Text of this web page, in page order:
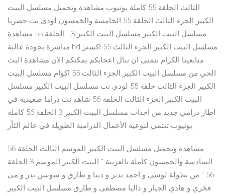
الثالث الحلقة 55 كاملة يوتيوب مشاهدة وتحميل مسلسل البيت
الكبير الجزء الثالث الحلقة 55 الخامسة والخمسون لودي نت حصريا
مسلسل البيت الكبير مسلسل البيت الكبير 3 - الحلقة 55 مشاهدة
مباشرة بجودة عالية hd مسلسل البيت الكبير الجزء الثالث 55 اكشنز
متابعينا الكرام نتمنى ان ننال اعجابكم يمكنكم الان مشاهدة البث
الحي من مسلسل البيت الكبير الجزء الثالث 55 اكوام مسلسل البيت
الكبير الجزء الثالث حلقة 55 لودى نت مسلسل البيت الكبير مسلسل
البيت الكبير الجزء الثالث الحلقة 56 شاهد نت دراما صعيدية في
اطار درامي جديد من احداث مسلسل البيت الكبير 3 الحلقة 56 كاملة
يوتيوب تنتمي لنوعية الأعمال الدرامية الطويلة في عالم الثأر
مشاهدة وتحميل مسلسل البيت الكبير الموسم الثالث الحلقة 56
السادسة والخمسون كاملة بالعربية " البيت الكبير الموسم 3 الحلقة
56 " من بطولة لوسي و أحمد بدير و دينا و طارق و سوسن بدر و مي
فخري و هادي الجيار و داليا مصطفى و طارق مسلسل البيت الكبير